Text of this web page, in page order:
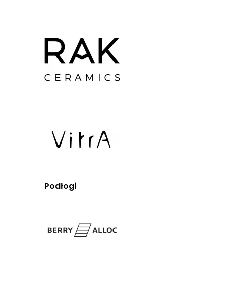
Podłogi